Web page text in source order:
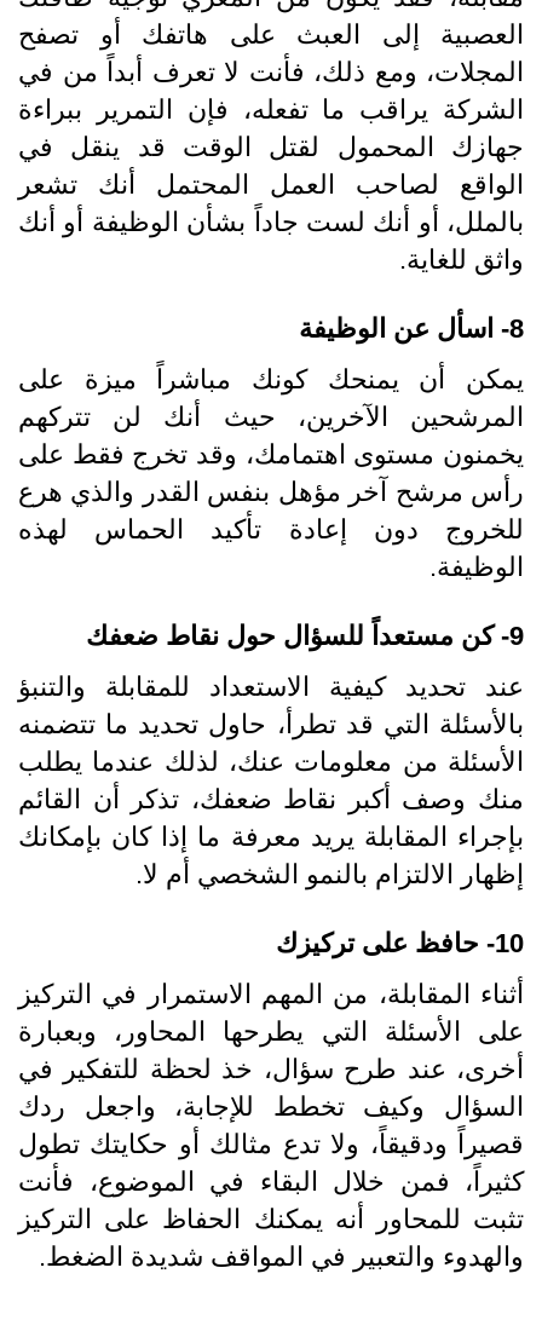
العصبية إلى العبث على هاتفك أو تصفح
المجلات، ومع ذلك، فأنت لا تعرف أبداً من في
الشركة يراقب ما تفعله، فإن التمرير ببراءة
جهازك المحمول لقتل الوقت قد ينقل في
الواقع لصاحب العمل المحتمل أنك تشعر
بالملل، أو أنك لست جاداً بشأن الوظيفة أو أنك
واثق للغاية.
8- اسأل عن الوظيفة
يمكن أن يمنحك كونك مباشراً ميزة على
المرشحين الآخرين، حيث أنك لن تتركهم
يخمنون مستوى اهتمامك، وقد تخرج فقط على
رأس مرشح آخر مؤهل بنفس القدر والذي هرع
للخروج دون إعادة تأكيد الحماس لهذه
الوظيفة.
9- كن مستعداً للسؤال حول نقاط ضعفك
عند تحديد كيفية الاستعداد للمقابلة والتنبؤ
بالأسئلة التي قد تطرأ، حاول تحديد ما تتضمنه
الأسئلة من معلومات عنك، لذلك عندما يطلب
منك وصف أكبر نقاط ضعفك، تذكر أن القائم
بإجراء المقابلة يريد معرفة ما إذا كان بإمكانك
إظهار الالتزام بالنمو الشخصي أم لا.
10- حافظ على تركيزك
أثناء المقابلة، من المهم الاستمرار في التركيز
على الأسئلة التي يطرحها المحاور، وبعبارة
أخرى، عند طرح سؤال، خذ لحظة للتفكير في
السؤال وكيف تخطط للإجابة، واجعل ردك
قصيراً ودقيقاً، ولا تدع مثالك أو حكايتك تطول
كثيراً، فمن خلال البقاء في الموضوع، فأنت
تثبت للمحاور أنه يمكنك الحفاظ على التركيز
والهدوء والتعبير في المواقف شديدة الضغط.